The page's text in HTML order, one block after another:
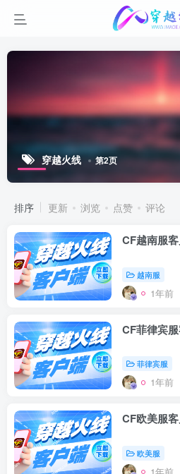
穿越火线 第2页
排序 更新 浏览 点赞 评论
CF越南服
越南服
1年前
CF菲律宾
菲律宾服
1年前
CF欧美服
欧美服